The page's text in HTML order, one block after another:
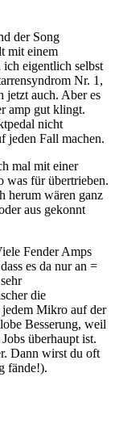
der Song
mit einem
eigentlich selbst
Nr. 1,
jetzt auch. Aber es
amp gut klingt.
nicht
jeden Fall machen.
mal mit einer
was für übertrieben.
herum wären ganz
aus gekonnt
Fender Amps
es da nur an =
die
jedem Mikro auf der
Besserung, weil
überhaupt ist.
Dann wirst du oft
fände!).